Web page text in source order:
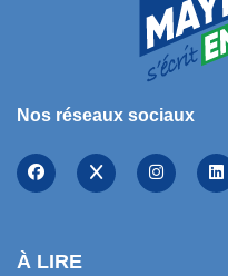
Nos réseaux sociaux
À LIRE